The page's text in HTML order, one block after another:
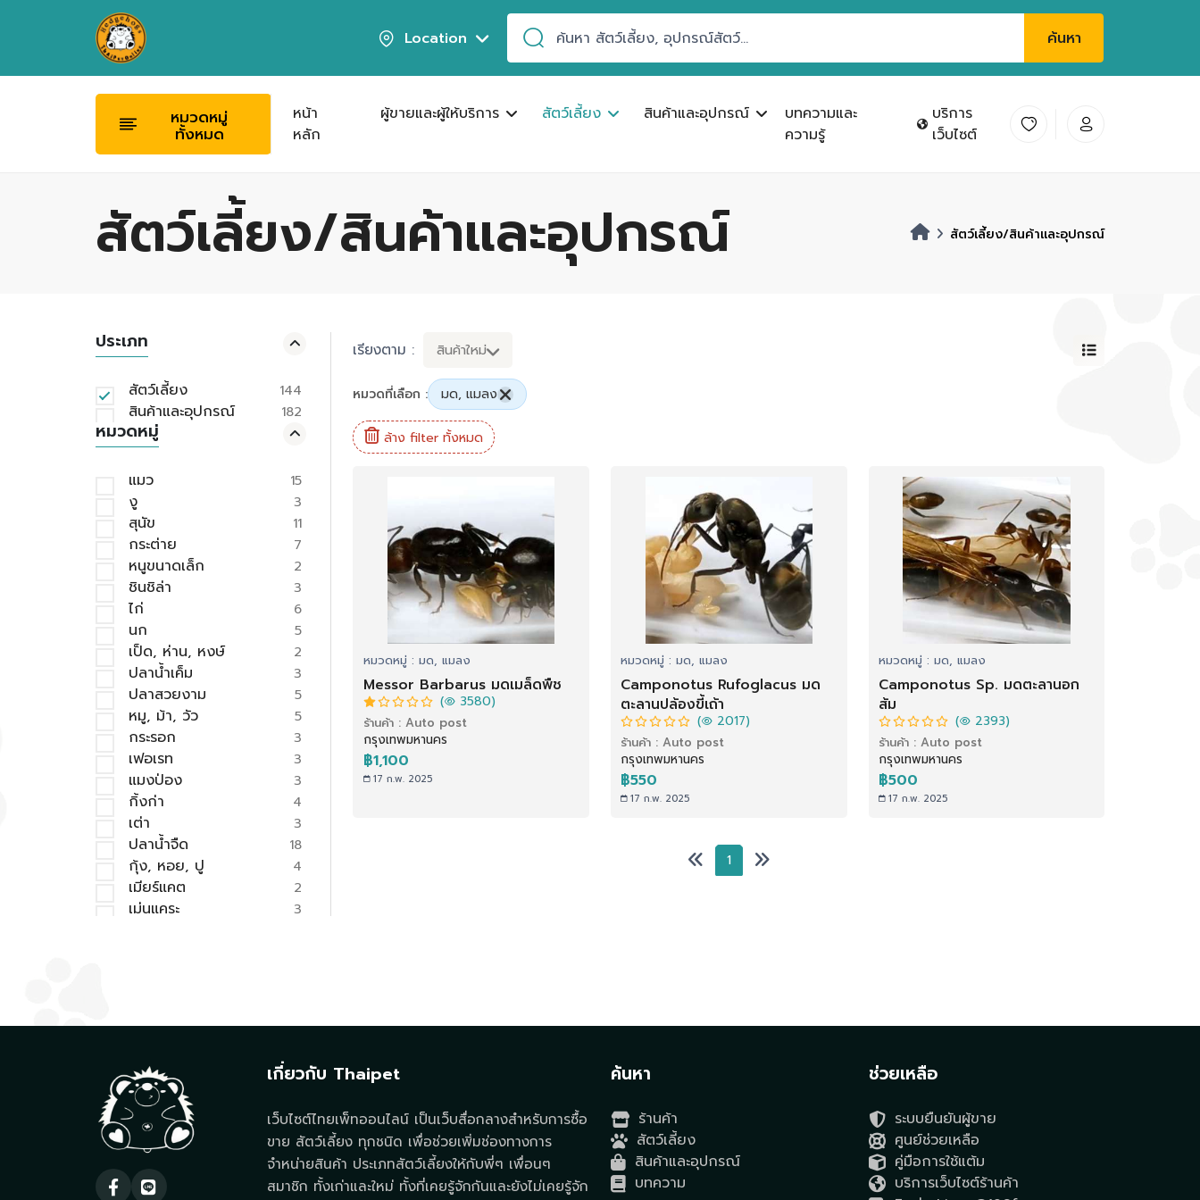
Location ค้นหา
หมวดหมู่
ทั้งหมด
หน้า
หลัก
ผู้ขายและผู้ให้บริการ สัตว์เลี้ยง สินค้าและอุปกรณ์
บทความและ
ความรู้
บริการ
เว็บไซต์
สัตว์เลี้ยง/สินค้าและอุปกรณ์ สัตว์เลี้ยง/สินค้าและอุปกรณ์
ประเภท
สัตว์เลี้ยง 144
สินค้าและอุปกรณ์ 182
หมวดหมู่
แมว 15
งู 3
สุนัข 11
กระต่าย 7
หนูขนาดเล็ก 2
ชินชิล่า 3
ไก่ 6
นก 5
เป็ด, ห่าน, หงษ์ 2
ปลาน้ำเค็ม 3
ปลาสวยงาม 5
หมู, ม้า, วัว 5
กระรอก 3
เฟอเรท 3
แมงป่อง 3
กิ้งก่า 4
เต่า 3
ปลาน้ำจืด 18
กุ้ง, หอย, ปู 4
เมียร์แคต 2
เม่นแคระ 3
แรคคูน 3
หนอน, ดักแด้
ไอโซพอด 3
หนูแกสบี้ 3
แพรีด็อก 2
แมงมุม 0
เรียงตาม : สินค้าใหม่
หมวดที่เลือก : มด, แมลง
ล้าง filter ทั้งหมด
หมวดหมู่ : มด, แมลง
Messor Barbarus มดเมล็ดพืช
( 3580)
ร้านค้า : Auto post
กรุงเทพมหานคร
฿1,100
17 ก.พ. 2025
หมวดหมู่ : มด, แมลง
Camponotus Rufoglacus มด
ตะลานปล้องขี้เถ้า
( 2017)
ร้านค้า : Auto post
กรุงเทพมหานคร
฿550
17 ก.พ. 2025
หมวดหมู่ : มด, แมลง
Camponotus Sp. มดตะลานอก
ส้ม
( 2393)
ร้านค้า : Auto post
กรุงเทพมหานคร
฿500
17 ก.พ. 2025
1
เกี่ยวกับ Thaipet
เว็บไซต์ไทยเพ็ทออนไลน์ เป็นเว็บสื่อกลางสำหรับการซื้อ
ขาย สัตว์เลี้ยง ทุกชนิด เพื่อช่วยเพิ่มช่องทางการ
จำหน่ายสินค้า ประเภทสัตว์เลี้ยงให้กับพี่ๆ เพื่อนๆ
สมาชิก ทั้งเก่าและใหม่ ทั้งที่เคยรู้จักกันและยังไม่เคยรู้จัก
ค้นหา
ร้านค้า
สัตว์เลี้ยง
สินค้าและอุปกรณ์
บทความ
ช่วยเหลือ
ระบบยืนยันผู้ขาย
ศูนย์ช่วยเหลือ
คู่มือการใช้แต้ม
บริการเว็บไซต์ร้านค้า